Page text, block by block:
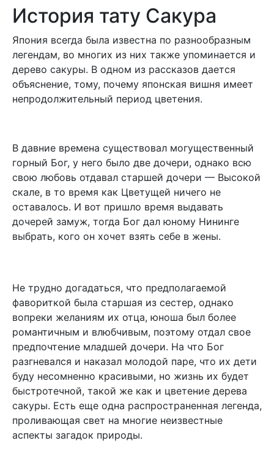
История тату Сакура
Япония всегда была известна по разнообразным
легендам, во многих из них также упоминается и
дерево сакуры. В одном из рассказов дается
объяснение, тому, почему японская вишня имеет
непродолжительный период цветения.
В давние времена существовал могущественный
горный Бог, у него было две дочери, однако всю
свою любовь отдавал старшей дочери — Высокой
скале, в то время как Цветущей ничего не
оставалось. И вот пришло время выдавать
дочерей замуж, тогда Бог дал юному Нининге
выбрать, кого он хочет взять себе в жены.
Не трудно догадаться, что предполагаемой
фавориткой была старшая из сестер, однако
вопреки желаниям их отца, юноша был более
романтичным и влюбчивым, поэтому отдал свое
предпочтение младшей дочери. На что Бог
разгневался и наказал молодой паре, что их дети
буду несомненно красивыми, но жизнь их будет
быстротечной, такой же как и цветение дерева
сакуры. Есть еще одна распространенная легенда,
проливающая свет на многие неизвестные
аспекты загадок природы.